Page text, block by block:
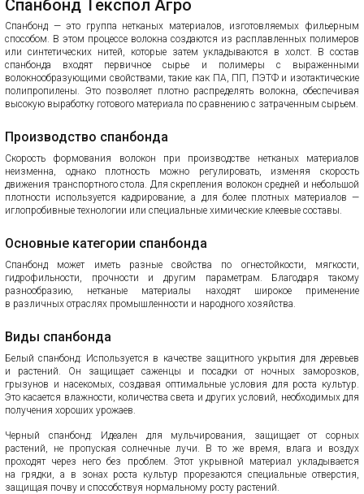
Спанбонд Текспол Агро
Спанбонд — это группа нетканых материалов, изготовляемых фильерным
способом. В этом процессе волокна создаются из расплавленных полимеров
или синтетических нитей, которые затем укладываются в холст. В состав
спанбонда входят первичное сырье и полимеры с выраженными
волокнообразующими свойствами, такие как ПА, ПП, ПЭТФ и изотактические
полипропилены. Это позволяет плотно распределять волокна, обеспечивая
высокую выработку готового материала по сравнению с затраченным сырьем.
Производство спанбонда
Скорость формования волокон при производстве нетканых материалов
неизменна, однако плотность можно регулировать, изменяя скорость
движения транспортного стола. Для скрепления волокон средней и небольшой
плотности используется кадрирование, а для более плотных материалов —
иглопробивные технологии или специальные химические клеевые составы.
Основные категории спанбонда
Спанбонд может иметь разные свойства по огнестойкости, мягкости,
гидрофильности, прочности и другим параметрам. Благодаря такому
разнообразию, нетканые материалы находят широкое применение
в различных отраслях промышленности и народного хозяйства.
Виды спанбонда
Белый спанбонд: Используется в качестве защитного укрытия для деревьев
и растений. Он защищает саженцы и посадки от ночных заморозков,
грызунов и насекомых, создавая оптимальные условия для роста культур.
Это касается влажности, количества света и других условий, необходимых для
получения хороших урожаев.
Черный спанбонд: Идеален для мульчирования, защищает от сорных
растений, не пропуская солнечные лучи. В то же время, влага и воздух
проходят через него без проблем. Этот укрывной материал укладывается
на грядки, а в зонах роста культур прорезаются специальные отверстия,
защищая почву и способствуя нормальному росту растений.